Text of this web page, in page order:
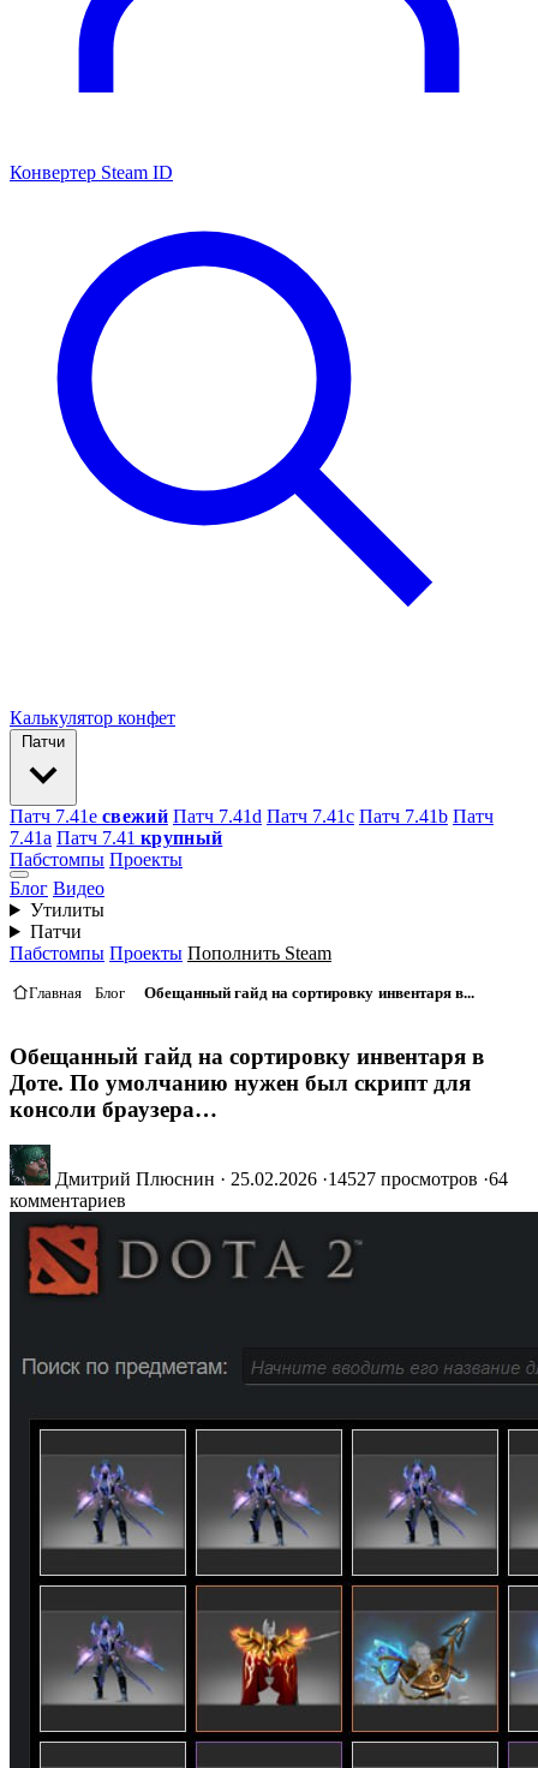
Конвертер Steam ID
Калькулятор конфет
Патчи
Патч 7.41e свежий Патч 7.41d Патч 7.41c Патч 7.41b Патч
7.41а Патч 7.41 крупный
Пабстомпы Проекты
Блог Видео
Утилиты
Патчи
Пабстомпы Проекты Пополнить Steam
Главная Блог Обещанный гайд на сортировку инвентаря в...
Обещанный гайд на сортировку инвентаря в
Доте. По умолчанию нужен был скрипт для
консоли браузера…
Дмитрий Плюснин · 25.02.2026 ·14527 просмотров ·64
комментариев